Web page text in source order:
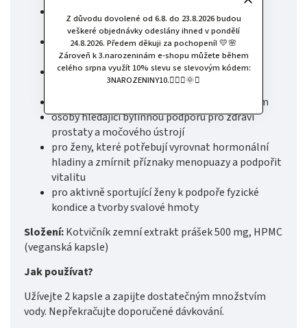
Z důvodu dovolené od 6.8. do 23.8.2026 budou
veškeré objednávky odeslány ihned v pondělí
24.8.2026. Předem děkuji za pochopení! 💛🌸
Zároveň k 3.narozeninám e-shopu můžete během
celého srpna využít 10% slevu se slevovým kódem:
3NAROZENINY10.🧚🏻‍♀️🌞✨
dospělé muže, kteří chtějí zvýšit hladinu
testosteronu
sportovce hledající podporu pro zvýšení síly a
svalové hmoty
osoby, které chtějí zlepšit svou fyzickou
výkonnost a vytrvalost
muže se sníženou sexuální funkcí nebo libidem
osoby hledající bylinnou podporu pro zdraví
prostaty a močového ústrojí
pro ženy, které potřebují vyrovnat hormonální
hladiny a zmírnit příznaky menopuazy a podpořit
vitalitu
pro aktivně sportující ženy k podpoře fyzické
kondice a tvorby svalové hmoty
Složení:Kotvičník zemní extrakt prášek 500 mg, HPMC
(veganská kapsle)
Jak používat?
Užívejte 2 kapsle a zapijte dostatečným množstvím
vody. Nepřekračujte doporučené dávkování.